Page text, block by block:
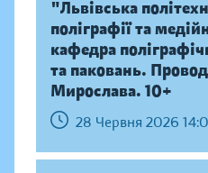
"Львівська
поліграфії та
кафедра
та паковань.
Мирослава. 10+
28 Червня 2026